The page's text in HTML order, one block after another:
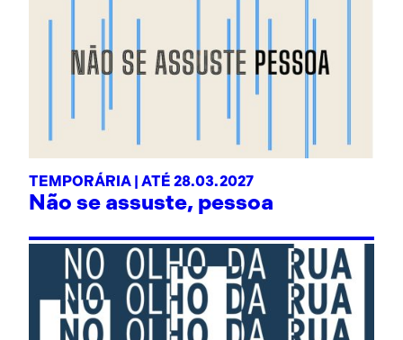
TEMPORÁRIA | ATÉ 28.03.2027
Não se assuste, pessoa